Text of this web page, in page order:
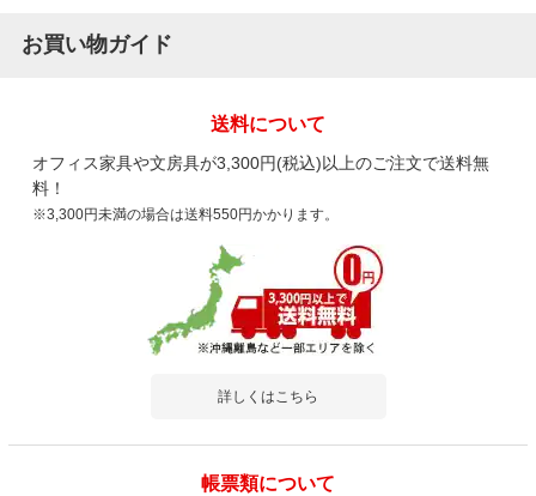
お買い物ガイド
送料について
オフィス家具や文房具が3,300円(税込)以上のご注文で送料無
料！
※3,300円未満の場合は送料550円かかります。
詳しくはこちら
帳票類について